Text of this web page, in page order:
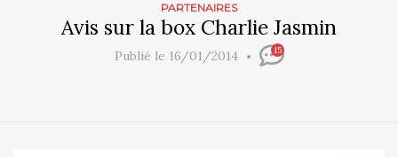
PARTENAIRES
Avis sur la box Charlie Jasmin
Publié le 16/01/2014 15